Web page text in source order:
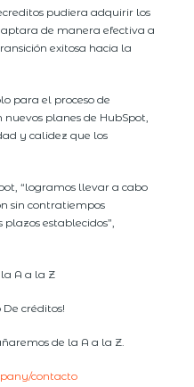
pudiera adquirir los
de manera efectiva a
exitosa hacia la
para el proceso de
planes de HubSpot,
y calidez que los
“logramos llevar a cabo
sin contratiempos
establecidos”,
A a la Z
créditos!
de la A a la Z.
contacto